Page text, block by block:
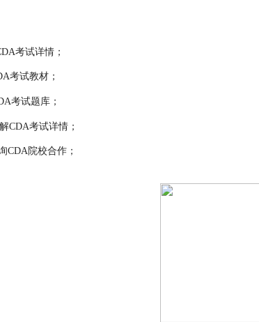
考试详情；
考试教材；
考试题库；
CDA考试详情；
CDA院校合作；